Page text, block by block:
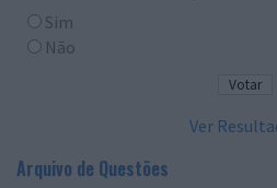
Sim
Não
Ver
Arquivo de Questões